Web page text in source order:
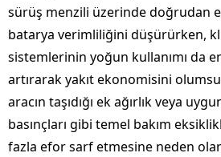
sürüş menzili üzerinde doğrudan
batarya verimliliğini düşürürken,
sistemlerinin yoğun kullanımı da
artırarak yakıt ekonomisini
aracın taşıdığı ek ağırlık veya
basınçları gibi temel bakım
fazla efor sarf etmesine neden